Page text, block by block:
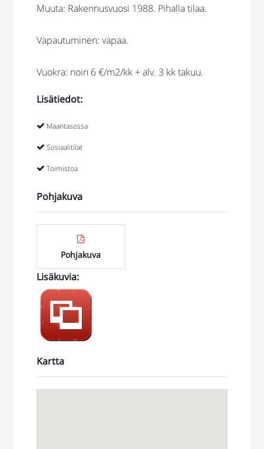
Muuta: Rakennusvuosi 1988. Pihalla tilaa.
Vapautuminen: vapaa.
Vuokra: noin 6 €/m2/kk + alv. 3 kk takuu.
Lisätiedot:
Maantasossa
Sosiaalitilat
Toimistoa
Pohjakuva
Pohjakuva
Lisäkuvia:
https://jonne.smugmug.com/Toimitilat/KERAVA/
14/i-
ZvhmvWm
Kartta